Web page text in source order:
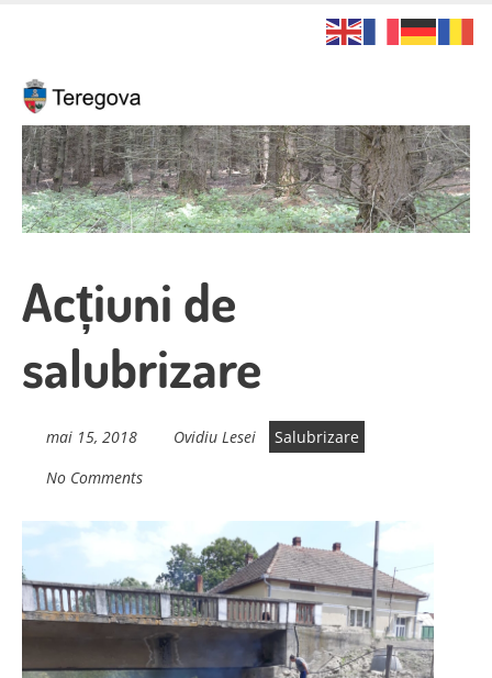
content
Acțiuni de
salubrizare
mai 15, 2018 Ovidiu Lesei
Salubrizare
No Comments